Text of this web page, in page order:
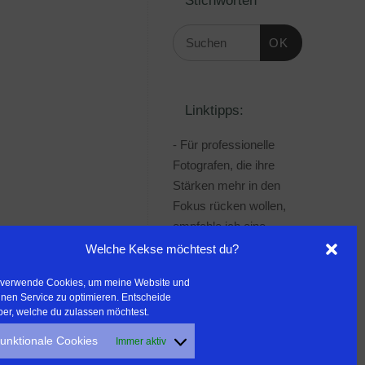
Welche Kekse möchtest du?
verwende Cookies, um meine Website und
Service zu optimieren. Entscheide
welche du zulassen möchtest.
Cookies Immer aktiv
OK
Linktipps:
- Für professionelle
Fotografen, die ihre
Stärken mehr in den
Fokus rücken wollen,
empfehle ich eine
Beratung durch Frau
Wanderfreak.de